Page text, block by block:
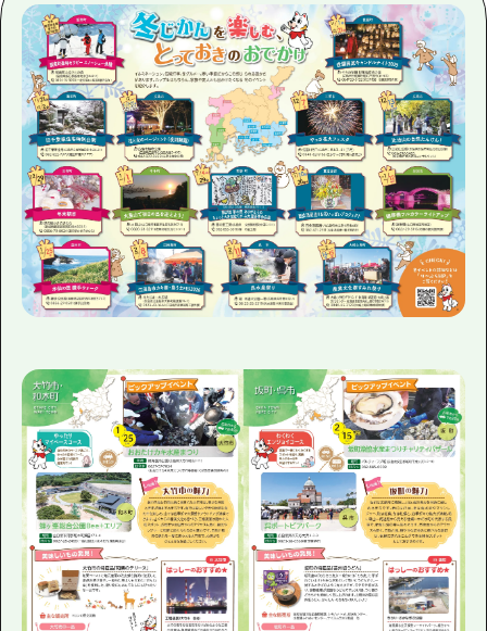
世界遺産
学び・体験
定番
歴史・文化
癒し
自然
芸北
宮島周辺
山口県東部
弾丸
日帰り
半日
1泊2日
宮島周辺
山口県東部
愛媛県
島根県
二次交通まとめ
施設の混雑状況のお知らせ
お得な周遊チケット
手荷物預かり・配送サービス
広島おもてなしパス
HIROSHIMA FREE Wi-Fi
観光案内所
ボランティアガイド
ユニバーサルツーリズム
ガイドブック
広島県の魅力を動画でご紹介！
よくあるご質問
メディア掲載情報
新着情報
お問い合わせ
事業者・学校関係者の皆さま